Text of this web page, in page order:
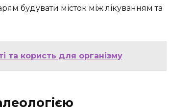
будувати місток між лікуванням та
та користь для організму